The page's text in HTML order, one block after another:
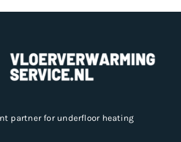
partner for underfloor heating